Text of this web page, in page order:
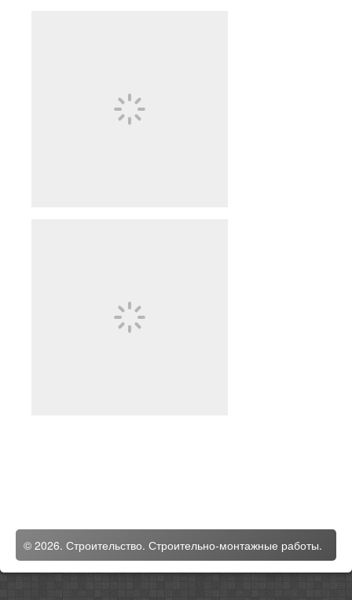
© 2026. Строительство. Строительно-монтажные работы.